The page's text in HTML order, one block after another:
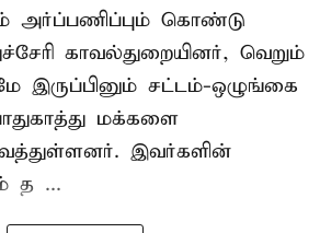
அர்ப்பணிப்பும் கொண்டு
காவல்துறையினர், வெறும்
இருப்பினும் சட்டம்-ஒழுங்கை
மக்களை
இவர்களின்
த ...